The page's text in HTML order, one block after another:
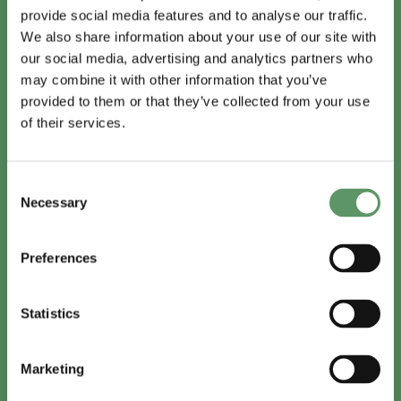
provide social media features and to analyse our traffic.
We also share information about your use of our site with
our social media, advertising and analytics partners who
may combine it with other information that you’ve
provided to them or that they’ve collected from your use
of their services.
Selection
Necessary
Preferences
Statistics
Marketing
Cirkulære værdikæder